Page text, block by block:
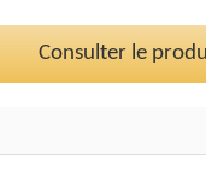
Consulter le